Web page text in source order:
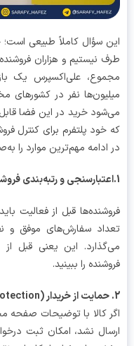
سؤال کاملاً طبیعی است؛ چون
نیستیم و هزاران فروشنده
علی‌اکسپرس یک بازار
نفر در کشورهای
خرید در این فضا
پلتفرم برای کنترل
مهم‌ترین موارد را به‌صورت
قبل از فعالیت باید
سفارش‌های موفق و نظر
این یعنی قبل از
را ببینید.
کالا با توضیحات صفحه
نشد، امکان ثبت درخواست